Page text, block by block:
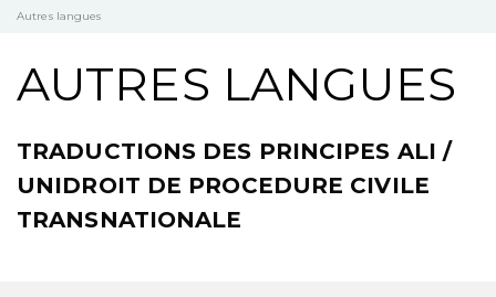
Autres langues
AUTRES LANGUES
TRADUCTIONS DES PRINCIPES ALI /
UNIDROIT DE PROCEDURE CIVILE
TRANSNATIONALE